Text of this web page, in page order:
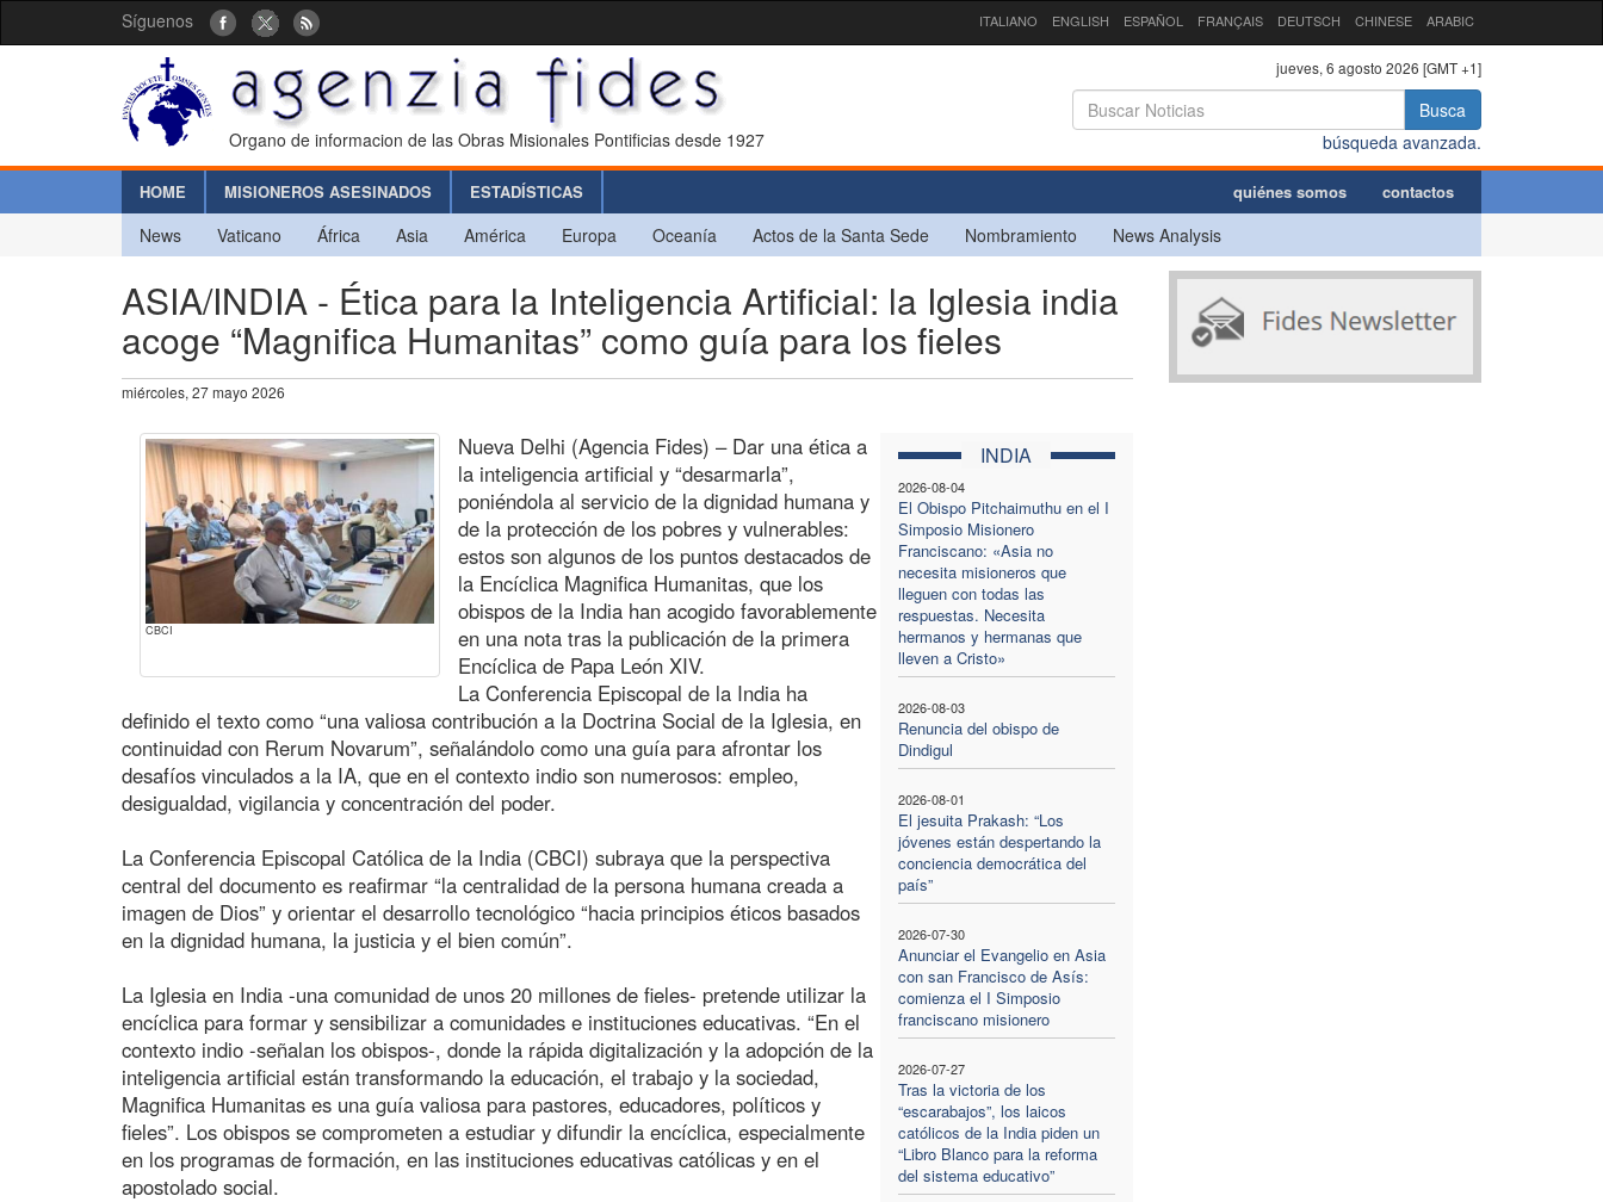
Síguenos ITALIANO ENGLISH ESPAÑOL FRANÇAIS DEUTSCH CHINESE ARABIC
Organo de informacion de las Obras Misionales Pontificias desde 1927
jueves, 6 agosto 2026 [GMT +1]
Busca
búsqueda avanzada.
HOME MISIONEROS ASESINADOS ESTADÍSTICAS quiénes somos contactos
News Vaticano África Asia América Europa Oceanía Actos de la Santa Sede Nombramiento News Analysis
ASIA/INDIA - Ética para la Inteligencia Artificial: la Iglesia india
acoge “Magnifica Humanitas” como guía para los fieles
miércoles, 27 mayo 2026
CBCI
INDIA
2026-08-04
El Obispo Pitchaimuthu en el I
Simposio Misionero
Franciscano: «Asia no
necesita misioneros que
lleguen con todas las
respuestas. Necesita
hermanos y hermanas que
lleven a Cristo»
2026-08-03
Renuncia del obispo de
Dindigul
2026-08-01
El jesuita Prakash: “Los
jóvenes están despertando la
conciencia democrática del
país”
2026-07-30
Anunciar el Evangelio en Asia
con san Francisco de Asís:
comienza el I Simposio
franciscano misionero
2026-07-27
Tras la victoria de los
“escarabajos”, los laicos
católicos de la India piden un
“Libro Blanco para la reforma
del sistema educativo”
Nueva Delhi (Agencia Fides) – Dar una ética a
la inteligencia artificial y “desarmarla”,
poniéndola al servicio de la dignidad humana y
de la protección de los pobres y vulnerables:
estos son algunos de los puntos destacados de
la Encíclica Magnifica Humanitas, que los
obispos de la India han acogido favorablemente
en una nota tras la publicación de la primera
Encíclica de Papa León XIV.
La Conferencia Episcopal de la India ha
definido el texto como “una valiosa contribución a la Doctrina Social de la Iglesia, en
continuidad con Rerum Novarum”, señalándolo como una guía para afrontar los
desafíos vinculados a la IA, que en el contexto indio son numerosos: empleo,
desigualdad, vigilancia y concentración del poder.
La Conferencia Episcopal Católica de la India (CBCI) subraya que la perspectiva
central del documento es reafirmar “la centralidad de la persona humana creada a
imagen de Dios” y orientar el desarrollo tecnológico “hacia principios éticos basados
en la dignidad humana, la justicia y el bien común”.
La Iglesia en India -una comunidad de unos 20 millones de fieles- pretende utilizar la
encíclica para formar y sensibilizar a comunidades e instituciones educativas. “En el
contexto indio -señalan los obispos-, donde la rápida digitalización y la adopción de la
inteligencia artificial están transformando la educación, el trabajo y la sociedad,
Magnifica Humanitas es una guía valiosa para pastores, educadores, políticos y
fieles”. Los obispos se comprometen a estudiar y difundir la encíclica, especialmente
en los programas de formación, en las instituciones educativas católicas y en el
apostolado social.